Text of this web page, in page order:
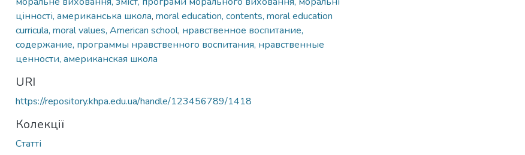
цінності, американська школа, moral education, contents, moral education
curricula, moral values, American school, нравственное воспитание,
содержание, программы нравственного воспитания, нравственные
ценности, американская школа
URI
https://repository.khpa.edu.ua/handle/123456789/1418
Колекції
Статті